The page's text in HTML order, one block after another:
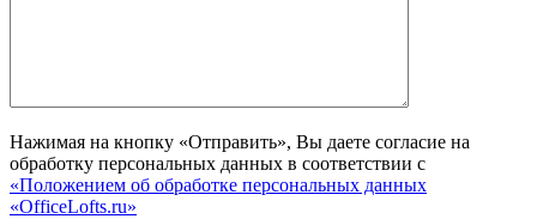
Нажимая на кнопку «Отправить», Вы даете согласие на
обработку персональных данных в соответствии с
«Положением об обработке персональных данных
«OfficeLofts.ru»